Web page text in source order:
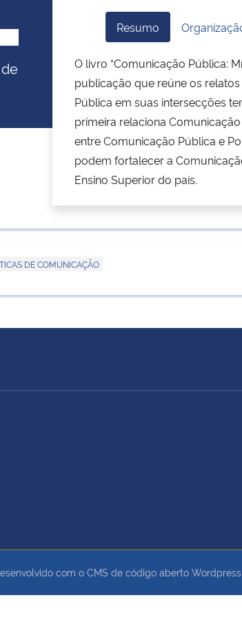
Resumo
O livro “Comunicação Pública:
publicação que reúne os
Pública em suas intersecções
primeira relaciona
entre Comunicação Pública e
podem fortalecer a
Ensino Superior do país.
DE COMUNICAÇÃO
com o CMS de código aberto Wordpress